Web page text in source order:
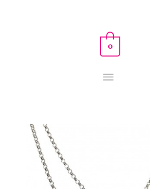
0
GARGANTILLA
INFINITO